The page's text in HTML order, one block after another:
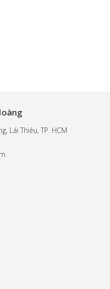
Lái Thiêu, TP. HCM